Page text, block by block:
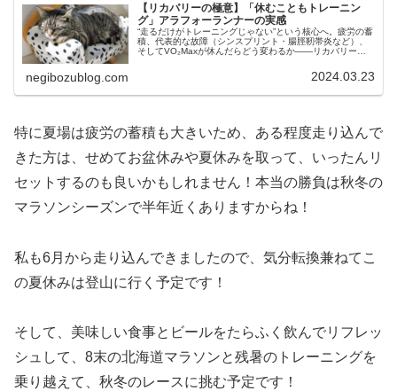
【リカバリーの極意】「休むこともトレーニン
グ」アラフォーランナーの実感
“走るだけがトレーニングじゃない”という核心へ。疲労の蓄
積、代表的な故障（シンスプリント・腸脛靭帯炎など）、
そしてVO₂Maxが休んだらどう変わるか——リカバリーの
negibozublog.com 2024.03.23
特に夏場は疲労の蓄積も大きいため、ある程度走り込んで
きた方は、せめてお盆休みや夏休みを取って、いったんリ
セットするのも良いかもしれません！本当の勝負は秋冬の
マラソンシーズンで半年近くありますからね！
私も6月から走り込んできましたので、気分転換兼ねてこ
の夏休みは登山に行く予定です！
そして、美味しい食事とビールをたらふく飲んでリフレッ
シュして、8末の北海道マラソンと残暑のトレーニングを
乗り越えて、秋冬のレースに挑む予定です！